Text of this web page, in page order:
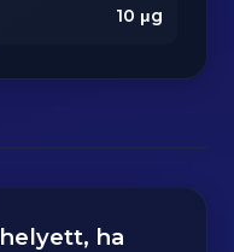
10 μg
helyett, ha